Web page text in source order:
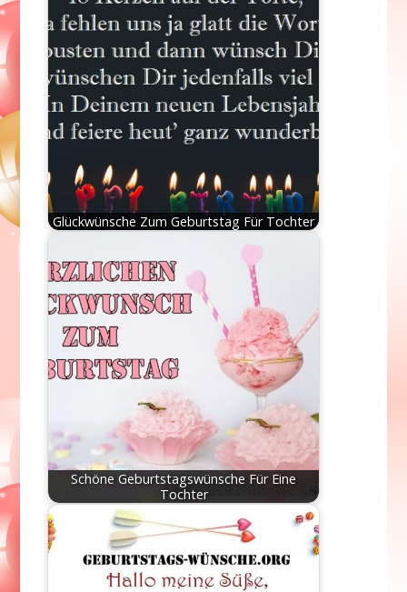
Glückwünsche Zum Geburtstag Für Tochter
Schöne Geburtstagswünsche Für Eine
Tochter